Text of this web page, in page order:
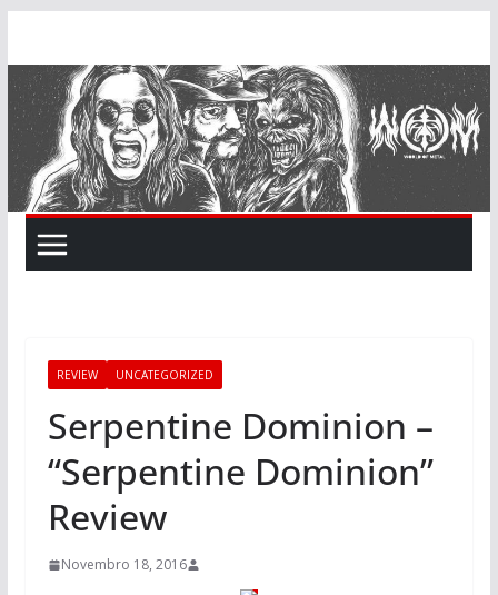
content
REVIEW UNCATEGORIZED
Serpentine Dominion –
“Serpentine Dominion”
Review
Novembro 18, 2016